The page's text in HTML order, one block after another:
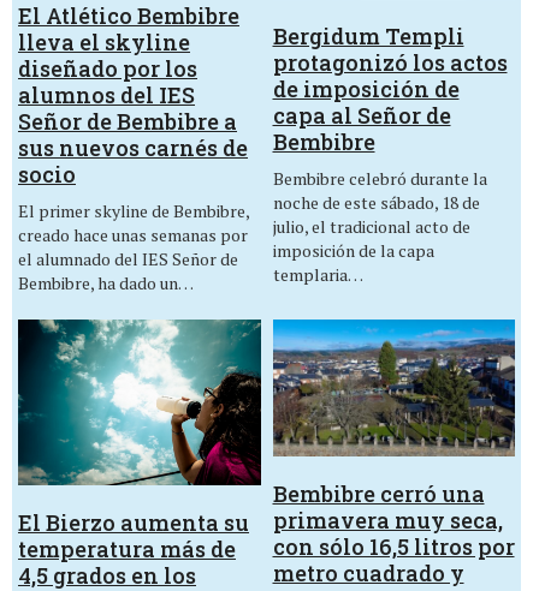
El Atlético Bembibre
lleva el skyline
diseñado por los
alumnos del IES
Señor de Bembibre a
sus nuevos carnés de
socio
El primer skyline de Bembibre,
creado hace unas semanas por
el alumnado del IES Señor de
Bembibre, ha dado un…
Bergidum Templi
protagonizó los actos
de imposición de
capa al Señor de
Bembibre
Bembibre celebró durante la
noche de este sábado, 18 de
julio, el tradicional acto de
imposición de la capa
templaria…
El Bierzo aumenta su
temperatura más de
4,5 grados en los
Bembibre cerró una
primavera muy seca,
con sólo 16,5 litros por
metro cuadrado y